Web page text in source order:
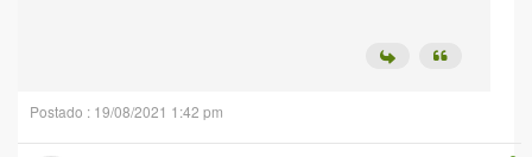
Postado : 19/08/2021 1:42 pm